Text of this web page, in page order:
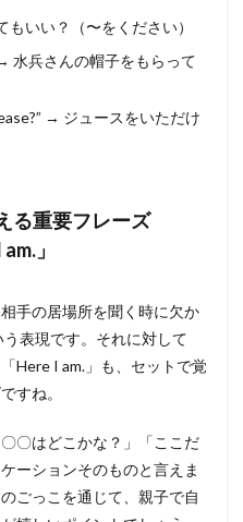
いい？（〜をください）
水兵さんの帽子をもらって
→ ジュースをいただけ
る重要フレーズ
」
手の居場所を聞く時に欠か
表現です。それに対して
Here I am.」も、セットで覚
すね。
〇はどこかな？」「ここだ
ーションそのものと言えま
ごっこを通じて、親子で自